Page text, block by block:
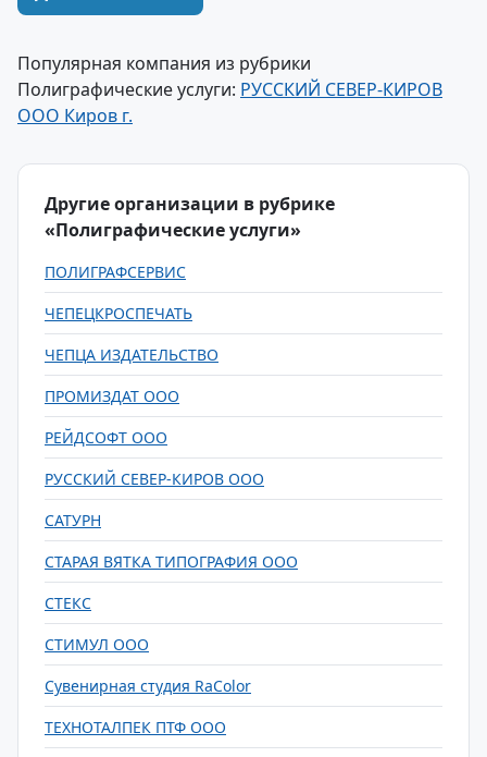
Популярная компания из рубрики
Полиграфические услуги: РУССКИЙ СЕВЕР-КИРОВ
ООО Киров г.
Другие организации в рубрике
«Полиграфические услуги»
ПОЛИГРАФСЕРВИС
ЧЕПЕЦКРОСПЕЧАТЬ
ЧЕПЦА ИЗДАТЕЛЬСТВО
ПРОМИЗДАТ ООО
РЕЙДСОФТ ООО
РУССКИЙ СЕВЕР-КИРОВ ООО
САТУРН
СТАРАЯ ВЯТКА ТИПОГРАФИЯ ООО
СТЕКС
СТИМУЛ ООО
Сувенирная студия RaColor
ТЕХНОТАЛПЕК ПТФ ООО